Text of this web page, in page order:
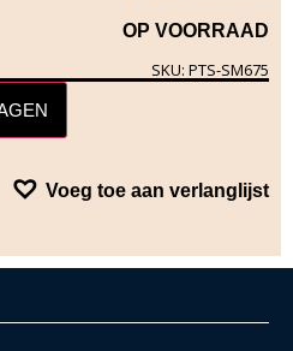
OP VOORRAAD
SKU: PTS-SM675
Voeg toe aan verlanglijst